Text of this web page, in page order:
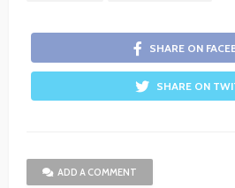
SHARE ON
SHARE ON
ADD A COMMENT